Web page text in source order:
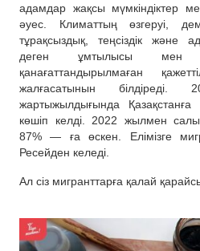
адамдар жақсы мүмкіндіктер
әуес. Климаттың өзгеруі,
тұрақсыздық, теңсіздік және
деген ұмтылысы мен
қанағаттандырылмаған
жалғасатынын білдіреді.
жартыжылдығында
көшіп келді. 2022 жылмен
87% — ға өскен. Елімізге
Ресейден келеді.
Ал сіз мигранттарға қалай